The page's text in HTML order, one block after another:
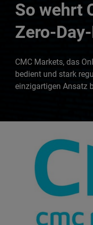
So wehrt
Zero-
CMC Markets, das
bedient und stark
einzigartigen Ansatz